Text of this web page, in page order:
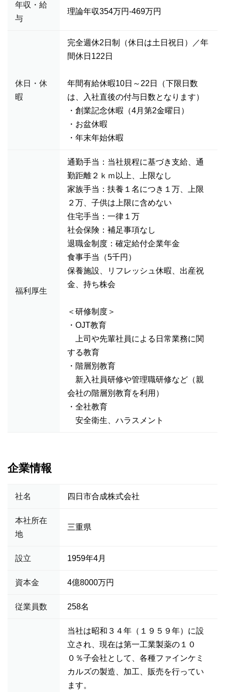
年収・給
与
理論年収354万円-469万円
休日・休
暇
完全週休2日制（休日は土日祝日）／年
間休日122日
年間有給休暇10日～22日（下限日数
は、入社直後の付与日数となります）
・創業記念休暇（4月第2金曜日）
・お盆休暇
・年末年始休暇
福利厚生
通勤手当：当社規程に基づき支給、通
勤距離２ｋｍ以上、上限なし
家族手当：扶養１名につき１万、上限
２万、子供は上限に含めない
住宅手当：一律１万
社会保険：補足事項なし
退職金制度：確定給付企業年金
食事手当（5千円）
保養施設、リフレッシュ休暇、出産祝
金、持ち株会
＜研修制度＞
・OJT教育
上司や先輩社員による日常業務に関
する教育
・階層別教育
新入社員研修や管理職研修など（親
会社の階層別教育を利用）
・全社教育
安全衛生、ハラスメント
企業情報
社名 四日市合成株式会社
本社所在
地
三重県
設立 1959年4月
資本金 4億8000万円
従業員数 258名
当社は昭和３４年（１９５９年）に設
立され、現在は第一工業製薬の１０
０％子会社として、各種ファインケミ
カルズの製造、加工、販売を行ってい
ます。